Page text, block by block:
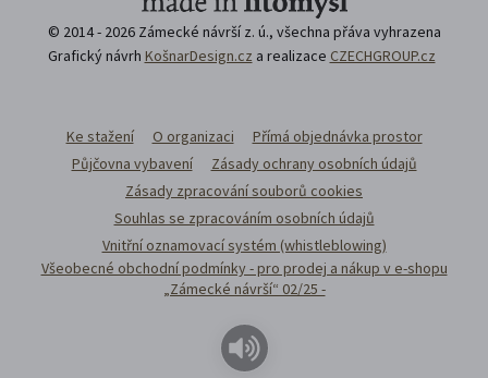
© 2014 - 2026 Zámecké návrší z. ú., všechna přáva vyhrazena
Grafický návrh KošnarDesign.cz a realizace CZECHGROUP.cz
Ke stažení O organizaci
Přímá objednávka prostor
Půjčovna vybavení
Zásady ochrany osobních údajů
Zásady zpracování souborů cookies
Souhlas se zpracováním osobních údajů
Vnitřní oznamovací systém (whistleblowing)
Všeobecné obchodní podmínky - pro prodej a nákup v e-shopu
„Zámecké návrší“ 02/25 -